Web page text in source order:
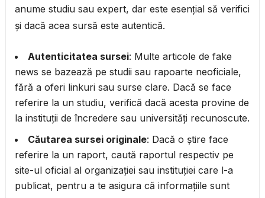
anume studiu sau expert, dar este esențial să verifici
și dacă acea sursă este autentică.
Autenticitatea sursei: Multe articole de fake
news se bazează pe studii sau rapoarte neoficiale,
fără a oferi linkuri sau surse clare. Dacă se face
referire la un studiu, verifică dacă acesta provine de
la instituții de încredere sau universități recunoscute.
Căutarea sursei originale: Dacă o știre face
referire la un raport, caută raportul respectiv pe
site-ul oficial al organizației sau instituției care l-a
publicat, pentru a te asigura că informațiile sunt